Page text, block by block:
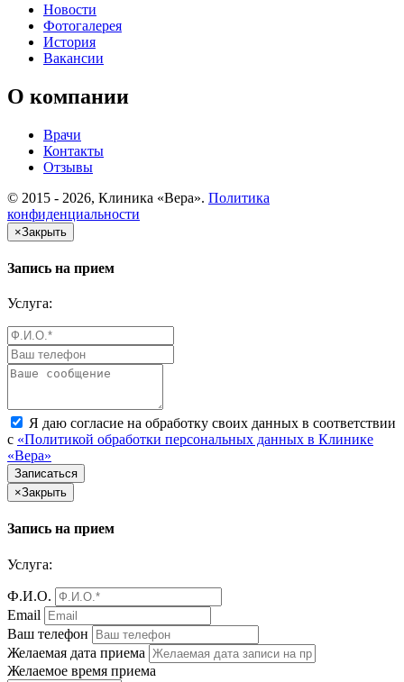
Новости
Фотогалерея
История
Вакансии
О компании
Врачи
Контакты
Отзывы
© 2015 - 2026, Клиника «Вера». Политика
конфиденциальности
×Закрыть
Запись на прием
Услуга:
Я даю согласие на обработку своих данных в соответствии
с «Политикой обработки персональных данных в Клинике
«Вера»
×Закрыть
Запись на прием
Услуга:
Ф.И.О.
Email
Ваш телефон
Желаемая дата приема
Желаемое время приема